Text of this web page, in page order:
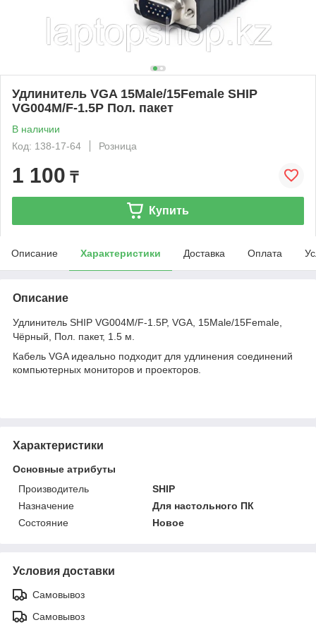
Удлинитель VGA 15Male/15Female SHIP
VG004M/F-1.5P Пол. пакет
В наличии
Код: 138-17-64
Розница
1 100 ₸
Купить
Описание Характеристики Доставка Оплата
Описание
Удлинитель SHIP VG004M/F-1.5P, VGA, 15Male/15Female,
Чёрный, Пол. пакет, 1.5 м.
Кабель VGA идеально подходит для удлинения соединений
компьютерных мониторов и проекторов.
Характеристики
Основные атрибуты
Производитель
SHIP
Назначение
Для настольного ПК
Состояние
Новое
Условия доставки
Самовывоз
Самовывоз